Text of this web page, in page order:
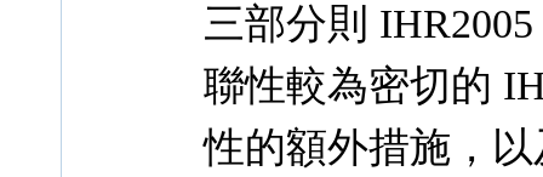
三部分則
聯性較為密切的
性的額外措施，